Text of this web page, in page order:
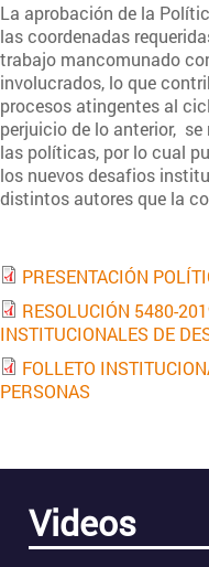
La aprobación de la
las coordenadas
trabajo mancomunado
involucrados, lo que
procesos atingentes al
perjuicio de lo anterior,
las políticas, por lo cual
los nuevos desafios
distintos autores que la
PRESENTACIÓN
RESOLUCIÓN 5480-
INSTITUCIONALES DE
FOLLETO
PERSONAS
Videos